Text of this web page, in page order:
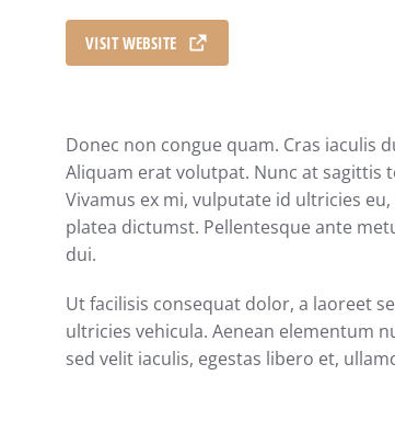
VISIT WEBSITE
Donec non congue quam. Cras iaculis
Aliquam erat volutpat. Nunc at
Vivamus ex mi, vulputate id ultricies
platea dictumst. Pellentesque ante
dui.
Ut facilisis consequat dolor, a laoreet
ultricies vehicula. Aenean elementum
sed velit iaculis, egestas libero et,